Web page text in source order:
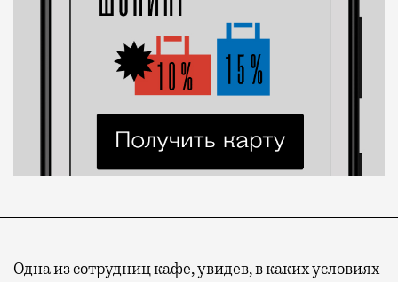
Одна из сотрудниц кафе, увидев, в каких условиях